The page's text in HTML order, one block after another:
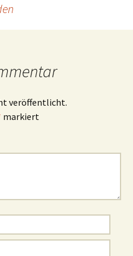
veröffentlicht.
markiert